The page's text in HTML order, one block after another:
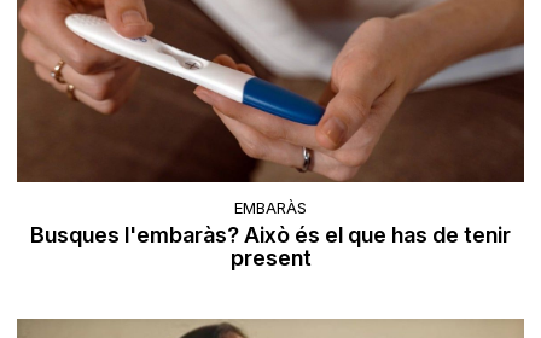
EMBARÀS
Busques l'embaràs? Això és el que has de tenir
present